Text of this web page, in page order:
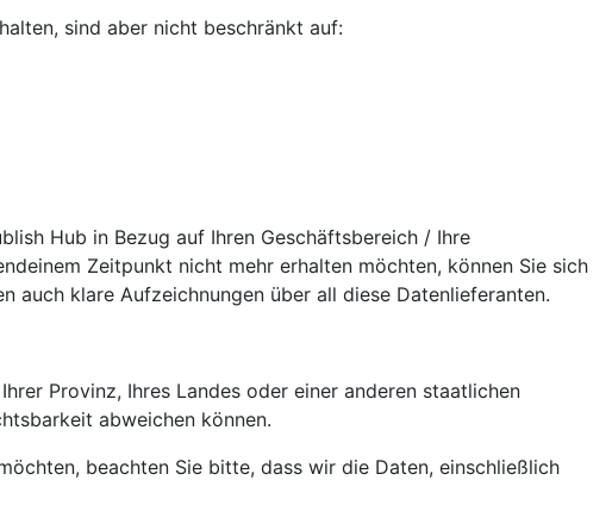
sind aber nicht beschränkt auf:
Hub in Bezug auf Ihren Geschäftsbereich / Ihre
Zeitpunkt nicht mehr erhalten möchten, können Sie sich
auch klare Aufzeichnungen über all diese Datenlieferanten.
Provinz, Ihres Landes oder einer anderen staatlichen
abweichen können.
beachten Sie bitte, dass wir die Daten, einschließlich